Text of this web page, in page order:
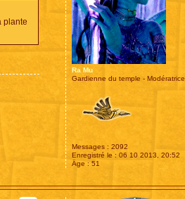
Ra Mu
Gardienne du temple - Modératrice
Messages : 2092
Enregistré le : 06 10 2013, 20:52
Âge : 51
plante